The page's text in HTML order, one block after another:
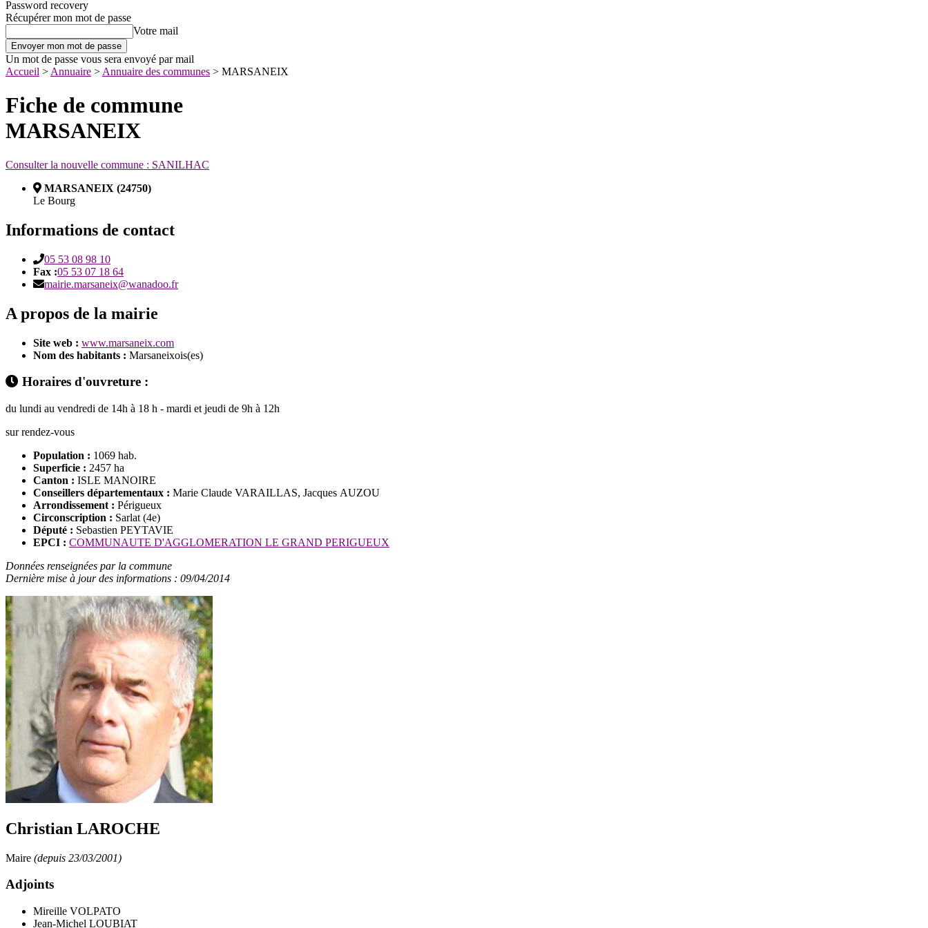
Password recovery
Récupérer mon mot de passe
Votre mail
Un mot de passe vous sera envoyé par mail
Accueil > Annuaire > Annuaire des communes > MARSANEIX
Fiche de commune
MARSANEIX
Consulter la nouvelle commune : SANILHAC
MARSANEIX (24750)
Le Bourg
Informations de contact
05 53 08 98 10
Fax :05 53 07 18 64
mairie.marsaneix@wanadoo.fr
A propos de la mairie
Site web : www.marsaneix.com
Nom des habitants : Marsaneixois(es)
Horaires d'ouvreture :
du lundi au vendredi de 14h à 18 h - mardi et jeudi de 9h à 12h
sur rendez-vous
Population : 1069 hab.
Superficie : 2457 ha
Canton : ISLE MANOIRE
Conseillers départementaux : Marie Claude VARAILLAS, Jacques AUZOU
Arrondissement : Périgueux
Circonscription : Sarlat (4e)
Député : Sebastien PEYTAVIE
EPCI : COMMUNAUTE D'AGGLOMERATION LE GRAND PERIGUEUX
Données renseignées par la commune
Dernière mise à jour des informations : 09/04/2014
Christian LAROCHE
Maire (depuis 23/03/2001)
Adjoints
Mireille VOLPATO
Jean-Michel LOUBIAT